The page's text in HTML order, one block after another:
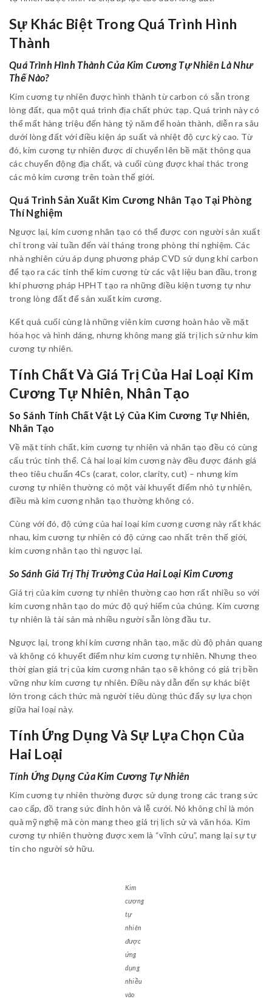
Sự Khác Biệt Trong Quá Trình Hình
Thành
Quá Trình Hình Thành Của Kim Cương Tự Nhiên Là Như
Thế Nào?
Kim cương tự nhiên được hình thành từ carbon có sẵn trong
lòng đất, qua một quá trình địa chất phức tạp. Quá trình này có
thể mất hàng triệu đến hàng tỷ năm để hoàn thành, diễn ra sâu
dưới lòng đất với điều kiện áp suất và nhiệt độ cực kỳ cao. Từ
đó, kim cương tự nhiên được di chuyển lên bề mặt thông qua
các chuyển động địa chất, và cuối cùng được khai thác trong
các mỏ kim cương trên toàn thế giới.
Quá Trình Sản Xuất Kim Cương Nhân Tạo Tại Phòng
Thí Nghiệm
Ngược lại, kim cương nhân tạo có thể được con người sản xuất
chỉ trong vài tuần đến vài tháng trong phòng thí nghiệm. Các
nhà nghiên cứu áp dụng phương pháp CVD sử dụng khí carbon
để tạo ra các tinh thể kim cương từ các vật liệu ban đầu, trong
khi phương pháp HPHT tạo ra những điều kiện tương tự như
trong lòng đất để sản xuất kim cương.
Kết quả cuối cùng là những viên kim cương hoàn hảo về mặt
hóa học và hình dáng, nhưng không mang giá trị lịch sử như kim
cương tự nhiên.
Tính Chất Và Giá Trị Của Hai Loại Kim
Cương Tự Nhiên, Nhân Tạo
So Sánh Tính Chất Vật Lý Của Kim Cương Tự Nhiên,
Nhân Tạo
Về mặt tính chất, kim cương tự nhiên và nhân tạo đều có cùng
cấu trúc tinh thể. Cả hai loại kim cương này đều được đánh giá
theo tiêu chuẩn 4Cs (carat, color, clarity, cut) – nhưng kim
cương tự nhiên thường có một vài khuyết điểm nhỏ tự nhiên,
điều mà kim cương nhân tạo thường không có.
Cùng với đó, độ cứng của hai loại kim cương cương này rất khác
nhau, kim cương tự nhiên có độ cứng cao nhất trên thế giới,
kim cương nhân tạo thì ngược lại.
So Sánh Giá Trị Thị Trường Của Hai Loại Kim Cương
Giá trị của kim cương tự nhiên thường cao hơn rất nhiều so với
kim cương nhân tạo do mức độ quý hiếm của chúng. Kim cương
tự nhiên là tài sản mà nhiều người sẵn lòng đầu tư.
Ngược lại, trong khi kim cương nhân tạo, mặc dù độ phản quang
và không có khuyết điểm như kim cương tự nhiên. Nhưng theo
thời gian giá trị của kim cương nhân tạo sẽ không có giá trị bền
vững như kim cương tự nhiên. Điều này dẫn đến sự khác biệt
lớn trong cách thức mà người tiêu dùng thúc đẩy sự lựa chọn
giữa hai loại này.
Tính Ứng Dụng Và Sự Lựa Chọn Của
Hai Loại
Tính Ứng Dụng Của Kim Cương Tự Nhiên
Kim cương tự nhiên thường được sử dụng trong các trang sức
cao cấp, đồ trang sức đính hôn và lễ cưới. Nó không chỉ là món
quà mỹ nghệ mà còn mang theo giá trị lịch sử và văn hóa. Kim
cương tự nhiên thường được xem là “vĩnh cửu”, mang lại sự tự
tin cho người sở hữu.
Kim
cương
tự
nhiên
được
ứng
dụng
nhiều
vào